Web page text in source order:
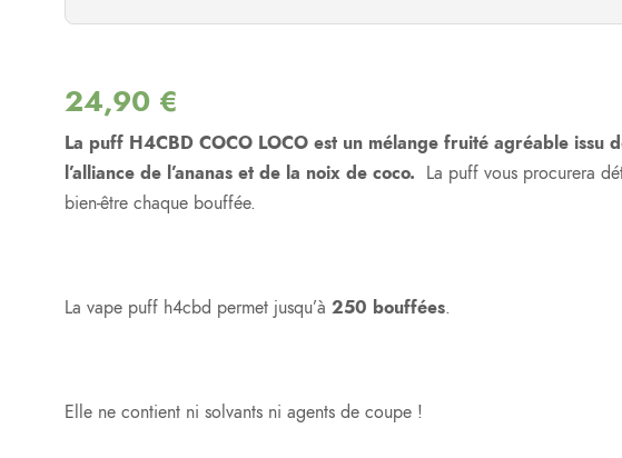
24,90 €
La puff H4CBD COCO LOCO est un mélange fruité agréable issu
l’alliance de l’ananas et de la noix de coco. La puff vous procurera
bien-être chaque bouffée.
La vape puff h4cbd permet jusqu’à 250 bouffées.
Elle ne contient ni solvants ni agents de coupe !